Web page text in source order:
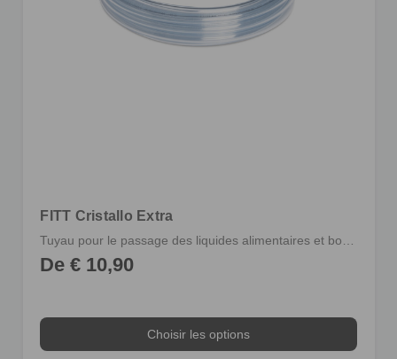
FITT Cristallo Extra
Tuyau pour le passage des liquides alimentaires et boissons sans pression
De € 10,90
Choisir les options